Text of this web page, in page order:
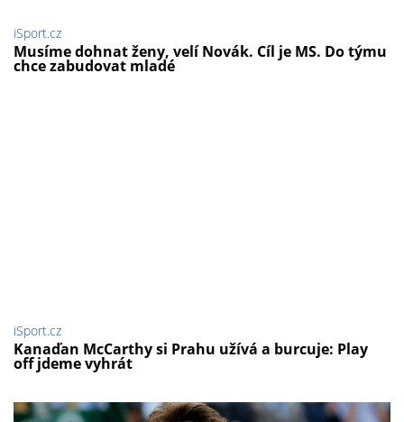
iSport.cz
Musíme dohnat ženy, velí Novák. Cíl je MS. Do týmu
chce zabudovat mladé
iSport.cz
Kanaďan McCarthy si Prahu užívá a burcuje: Play
off jdeme vyhrát